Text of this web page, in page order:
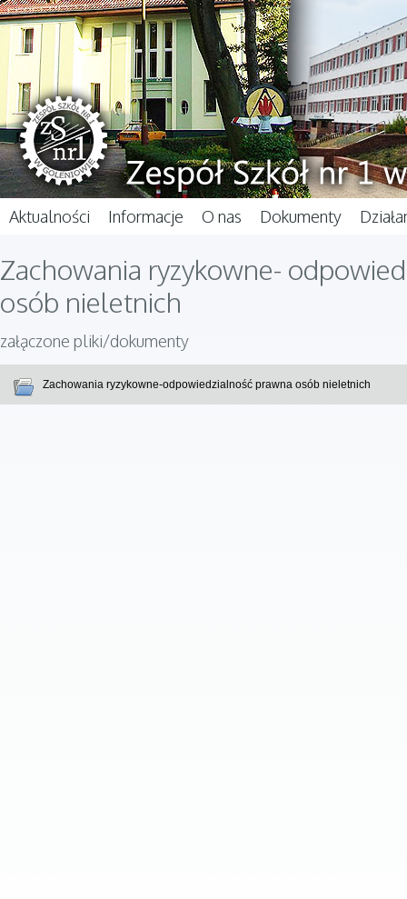
Aktualności Informacje O nas Dokumenty
Zachowania ryzykowne-
osób nieletnich
załączone pliki/dokumenty
Zachowania ryzykowne-odpowiedzialność prawna osób nieletnich